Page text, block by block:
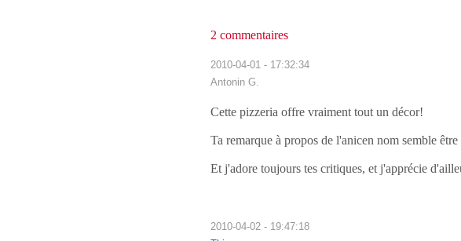
2 commentaires
2010-04-01 - 17:32:34
Antonin G.
Cette pizzeria offre vraiment tout un décor!
Ta remarque à propos de l'anicen nom semble
Et j'adore toujours tes critiques, et j'apprécie
2010-04-02 - 19:47:18